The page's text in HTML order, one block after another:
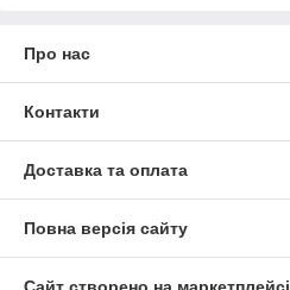
Про нас
Контакти
Доставка та оплата
Повна версія сайту